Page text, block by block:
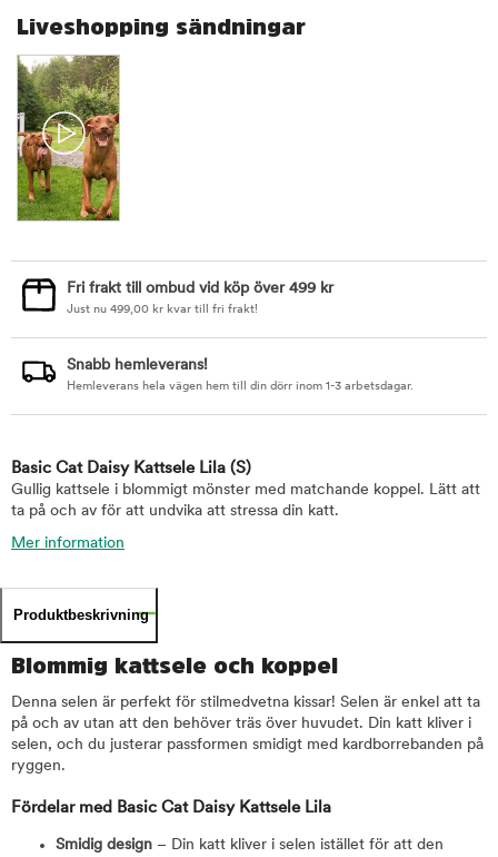
Liveshopping sändningar
Fri frakt till ombud vid köp över 499 kr
Just nu 499,00 kr kvar till fri frakt!
Snabb hemleverans!
Hemleverans hela vägen hem till din dörr inom 1-3 arbetsdagar.
Basic Cat Daisy Kattsele Lila (S)
Gullig kattsele i blommigt mönster med matchande koppel. Lätt att
ta på och av för att undvika att stressa din katt.
Mer information
Produktbeskrivning
Blommig kattsele och koppel
Denna selen är perfekt för stilmedvetna kissar! Selen är enkel att ta
på och av utan att den behöver träs över huvudet. Din katt kliver i
selen, och du justerar passformen smidigt med kardborrebanden på
ryggen.
Fördelar med Basic Cat Daisy Kattsele Lila
Smidig design – Din katt kliver i selen istället för att den